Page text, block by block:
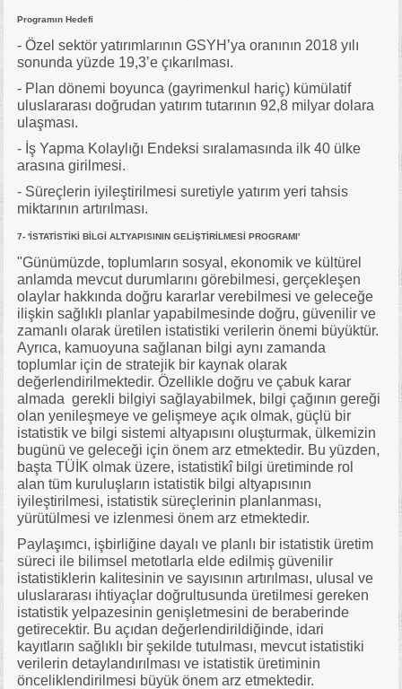
Programın Hedefi
- Özel sektör yatırımlarının GSYH’ya oranının 2018 yılı
sonunda yüzde 19,3’e çıkarılması.
- Plan dönemi boyunca (gayrimenkul hariç) kümülatif
uluslararası doğrudan yatırım tutarının 92,8 milyar dolara
ulaşması.
- İş Yapma Kolaylığı Endeksi sıralamasında ilk 40 ülke
arasına girilmesi.
- Süreçlerin iyileştirilmesi suretiyle yatırım yeri tahsis
miktarının artırılması.
7- 'İSTATİSTİKİ BİLGİ ALTYAPISININ GELİŞTİRİLMESİ PROGRAMI'
"Günümüzde, toplumların sosyal, ekonomik ve kültürel
anlamda mevcut durumlarını görebilmesi, gerçekleşen
olaylar hakkında doğru kararlar verebilmesi ve geleceğe
ilişkin sağlıklı planlar yapabilmesinde doğru, güvenilir ve
zamanlı olarak üretilen istatistiki verilerin önemi büyüktür.
Ayrıca, kamuoyuna sağlanan bilgi aynı zamanda
toplumlar için de stratejik bir kaynak olarak
değerlendirilmektedir. Özellikle doğru ve çabuk karar
almada gerekli bilgiyi sağlayabilmek, bilgi çağının gereği
olan yenileşmeye ve gelişmeye açık olmak, güçlü bir
istatistik ve bilgi sistemi altyapısını oluşturmak, ülkemizin
bugünü ve geleceği için önem arz etmektedir. Bu yüzden,
başta TÜİK olmak üzere, istatistikî bilgi üretiminde rol
alan tüm kuruluşların istatistik bilgi altyapısının
iyileştirilmesi, istatistik süreçlerinin planlanması,
yürütülmesi ve izlenmesi önem arz etmektedir.
Paylaşımcı, işbirliğine dayalı ve planlı bir istatistik üretim
süreci ile bilimsel metotlarla elde edilmiş güvenilir
istatistiklerin kalitesinin ve sayısının artırılması, ulusal ve
uluslararası ihtiyaçlar doğrultusunda üretilmesi gereken
istatistik yelpazesinin genişletmesini de beraberinde
getirecektir. Bu açıdan değerlendirildiğinde, idari
kayıtların sağlıklı bir şekilde tutulması, mevcut istatistiki
verilerin detaylandırılması ve istatistik üretiminin
önceliklendirilmesi büyük önem arz etmektedir.